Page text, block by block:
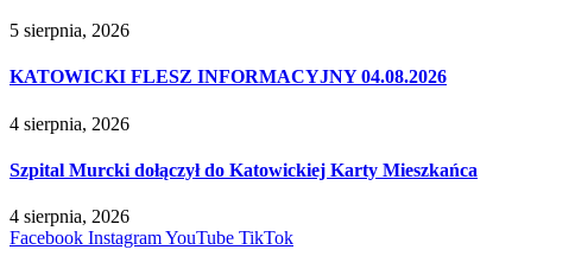
5 sierpnia, 2026
KATOWICKI FLESZ INFORMACYJNY 04.08.2026
4 sierpnia, 2026
Szpital Murcki dołączył do Katowickiej Karty Mieszkańca
4 sierpnia, 2026
Facebook InstagramYouTube TikTok